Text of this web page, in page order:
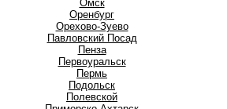
Омск
Оренбург
Орехово-Зуево
Павловский Посад
Пенза
Первоуральск
Пермь
Подольск
Полевской